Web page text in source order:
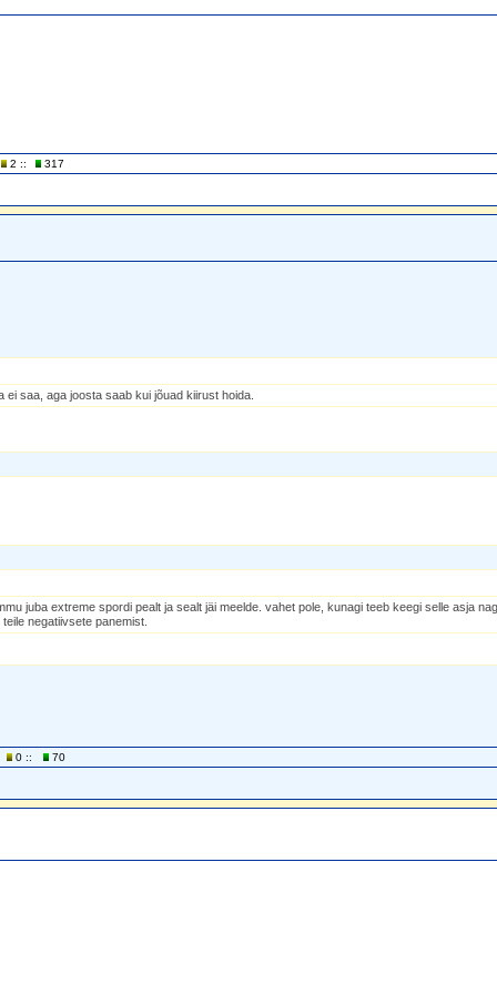
2 :: 317
saa, aga joosta saab kui jõuad kiirust hoida.
juba extreme spordi pealt ja sealt jäi meelde. vahet pole, kunagi teeb keegi selle asja
negatiivsete panemist.
0 :: 70